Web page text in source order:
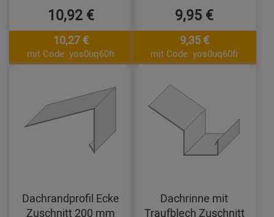
10,92 €
10,27 €
mit Code: yos0uq60fr
9,95 €
9,35 €
mit Code: yos0uq60fr
Dachrandprofil Ecke
Zuschnitt 200 mm
Dachrinne mit
Traufblech Zuschnitt